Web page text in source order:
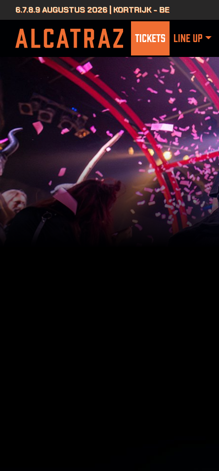
6.7.8.9 AUGUSTUS 2026 | KORTRIJK - BE
TICKETS LINE UP